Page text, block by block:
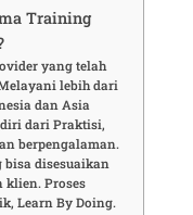
Training
yang telah
lebih dari
dan Asia
dari Praktisi,
berpengalaman.
disesuaikan
klien. Proses
Learn By Doing.